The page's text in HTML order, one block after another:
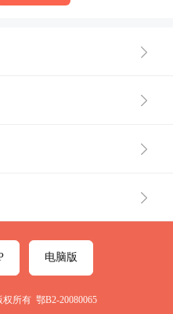
电脑版
所有 鄂B2-20080065